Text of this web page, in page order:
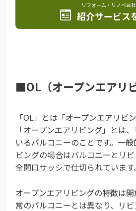
リフォーム・リノベ会
紹介サービス
■OL（オープンエアリ
「OL」とは「オープンエアリビ
「オープンエアリビング」とは
いるバルコニーのことです。一
ビングの場合はバルコニーとリ
全開口サッシで仕切られています。
オープンエアリビングの特徴は
常のバルコニーとは異なり、リ